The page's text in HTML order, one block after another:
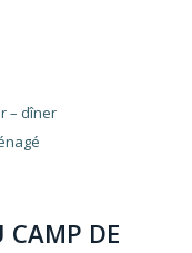
– dîner
CAMP DE